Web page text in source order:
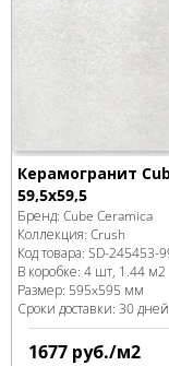
Керамогранит
59,5x59,5
Бренд: Cube Ceramica
Коллекция: Crush
Код товара: SD-245453-
В коробке: 4 шт, 1.44 м2
Размер: 595x595 мм
Сроки доставки: 30 дней
1677 руб./м2